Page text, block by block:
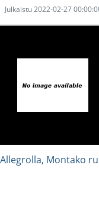
Julkaistu 2022-02-27
Montako